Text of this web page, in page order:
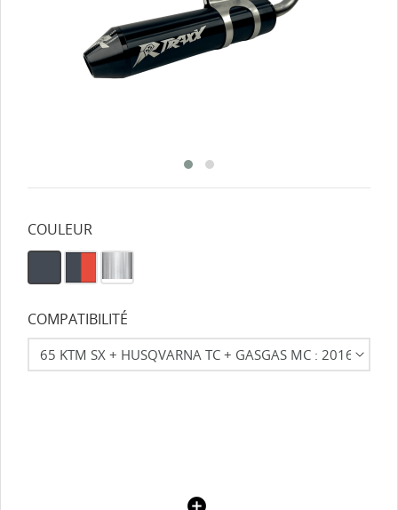
COULEUR
COMPATIBILITÉ